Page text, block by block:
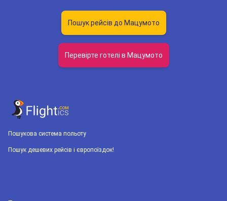
Пошук рейсів до Мацумото
Перевірте готелі в Мацумото
Пошукова система польоту
Пошук дешевих рейсів і європоїздок!